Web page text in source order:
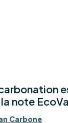
note
Carbone